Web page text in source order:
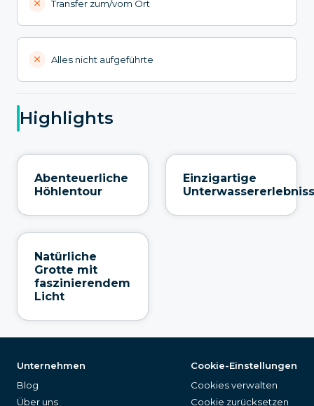
Transfer zum/vom Ort
Alles nicht aufgeführte
Highlights
Abenteuerliche
Höhlentour
Einzigartige
Natürliche
Grotte mit
faszinierendem
Licht
Unternehmen
Blog
Über uns
Cookie-Einstellungen
Cookies verwalten
Cookie zurücksetzen